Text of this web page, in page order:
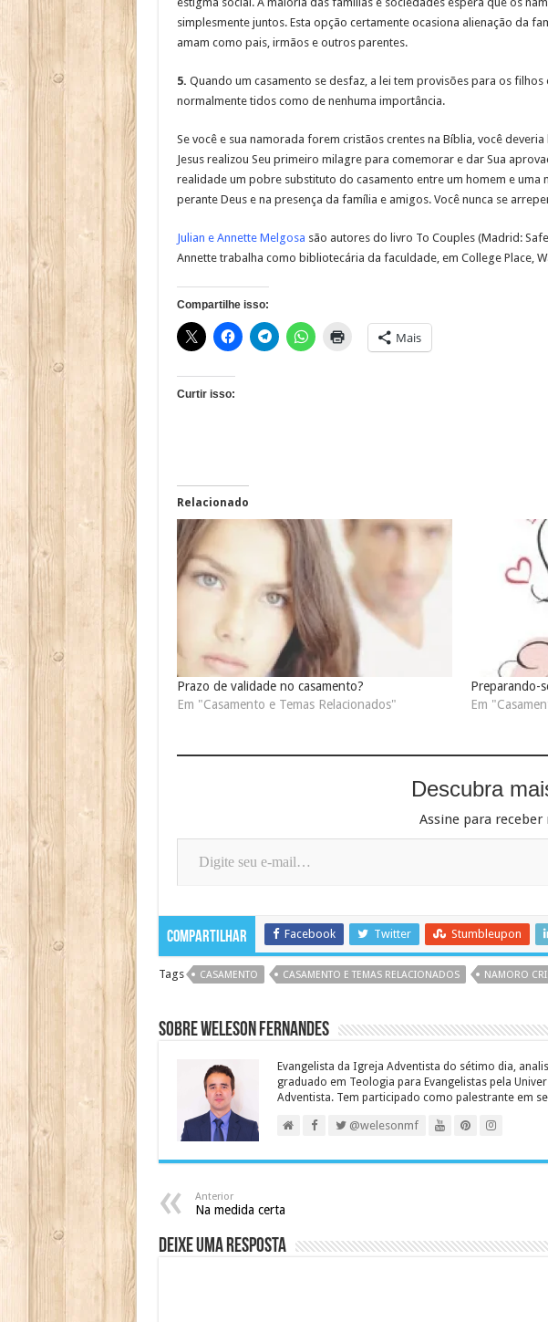
simplesmente juntos. Esta opção certamente ocasiona alienação da
amam como pais, irmãos e outros parentes.
5. Quando um casamento se desfaz, a lei tem provisões para os
normalmente tidos como de nenhuma importância.
Se você e sua namorada forem cristãos crentes na Bíblia, você
Jesus realizou Seu primeiro milagre para comemorar e dar Sua
realidade um pobre substituto do casamento entre um homem e
perante Deus e na presença da família e amigos. Você nunca se
Julian e Annette Melgosa são autores do livro To Couples (Madrid:
Annette trabalha como bibliotecária da faculdade, em College Place,
Compartilhe isso:
Mais
Curtir isso:
Relacionado
Prazo de validade no casamento?
Em "Casamento e Temas Relacionados"
Preparando-
Em
Descubra
Assine para
Digite seu e-mail…
Compartilhar Facebook Twitter Stumbleupon
Tags CASAMENTO CASAMENTO E TEMAS RELACIONADOS NAMORO
Sobre Weleson Fernandes
Evangelista da Igreja Adventista do sétimo dia,
graduado em Teologia para Evangelistas pela
Adventista. Tem participado como palestrante em
@welesonmf
Anterior
Na medida certa
Deixe uma resposta